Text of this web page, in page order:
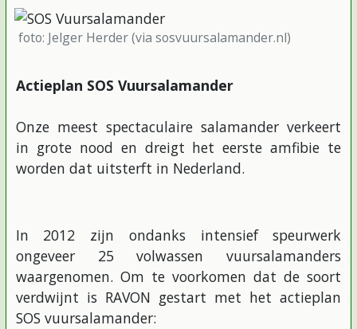
foto: Jelger Herder (via sosvuursalamander.nl)
Actieplan SOS Vuursalamander
Onze meest spectaculaire salamander verkeert
in grote nood en dreigt het eerste amfibie te
worden dat uitsterft in Nederland.
In 2012 zijn ondanks intensief speurwerk
ongeveer 25 volwassen vuursalamanders
waargenomen. Om te voorkomen dat de soort
verdwijnt is RAVON gestart met het actieplan
SOS vuursalamander: